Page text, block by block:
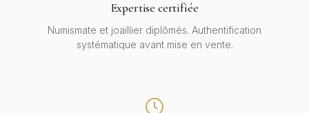
Expertise certifiée
Numismate et joaillier diplômés. Authentification
systématique avant mise en vente.